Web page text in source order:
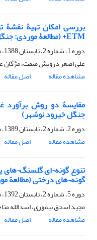
بررسی امکان تهیۀ
ETM+ (مطالعۀ موردی: جنگل خیرود نوشهر)
دوره 1، شماره 2، تابستان 1388، صفحه
علی اصغر درویش صفت، مژگان
مشاهده مقاله
اصل مقاله
مقایسۀ دو روش برآورد
جنگل خیرود نوشهر)
دوره 2، شماره 2، تابستان 1389، صفحه
مشاهده مقاله
اصل مقاله
تنوع گونه¬ای
گونه¬های درختی (مطالعة
دوره 5، شماره 2، تابستان 1392، صفحه
مجید اسحق نیموری، اسدالله
مشاهده مقاله
اصل مقاله